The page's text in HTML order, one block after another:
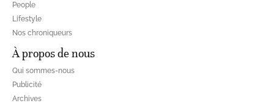
People
Lifestyle
Nos chroniqueurs
À propos de nous
Qui sommes-nous
Publicité
Archives